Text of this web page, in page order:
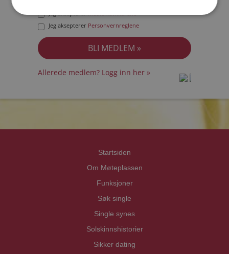
Jeg akseptererMedlemsvilkårene
Jeg aksepterer Personvernreglene
Allerede medlem? Logg inn her »
Startsiden
Om Møteplassen
Funksjoner
Søk single
Single synes
Solskinnshistorier
Sikker dating